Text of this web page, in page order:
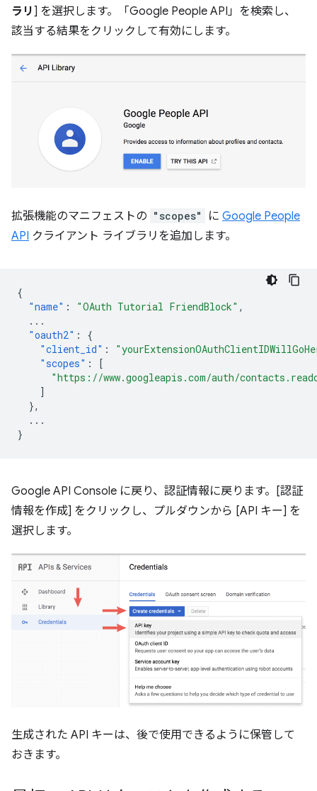
ラリ ] を選択します。「Google People API」を検索し、
該当する結果をクリックして有効にします。
拡張機能のマニフェストの "scopes" に Google People
API クライアント ライブラリを追加します。
{
"name" : "OAuth Tutorial FriendBlock" ,
...
"oauth2" :
{
"client_id" :
"scopes" :
[
"https://www.googleapis.com/auth/
]
},
...
}
Google API Console に戻り、認証情報に戻ります。[認証
情報を作成] をクリックし、プルダウンから [API キー] を
選択します。
生成された API キーは、後で使用できるように保管して
おきます。